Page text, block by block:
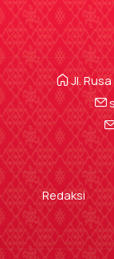
Jl.
Redaksi